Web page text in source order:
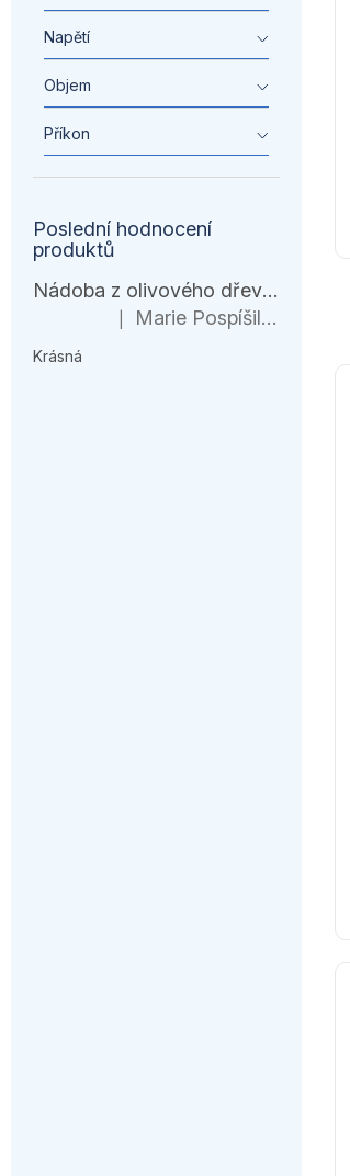
Napětí
Objem
Příkon
Poslední hodnocení
produktů
Nádoba z olivového dřeva, HENDI, 245x198x(H)194mm
Hodnocení produktu je 5 z 5 hvězdiček.
Marie Pospíšilová
Krásná
ů